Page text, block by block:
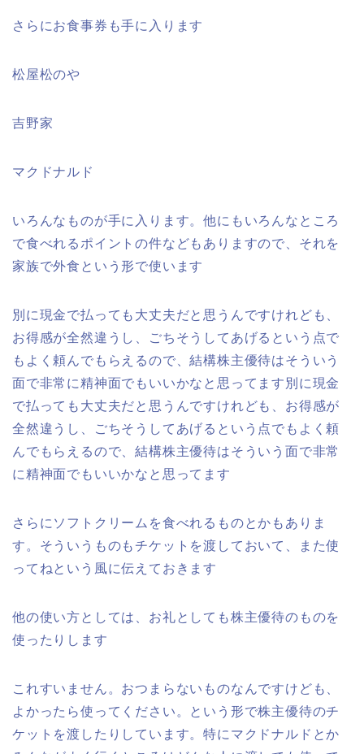
さらにお食事券も手に入ります
松屋松のや
吉野家
マクドナルド
いろんなものが手に入ります。他にもいろんなところ
で食べれるポイントの件などもありますので、それを
家族で外食という形で使います
別に現金で払っても大丈夫だと思うんですけれども、
お得感が全然違うし、ごちそうしてあげるという点で
もよく頼んでもらえるので、結構株主優待はそういう
面で非常に精神面でもいいかなと思ってます別に現金
で払っても大丈夫だと思うんですけれども、お得感が
全然違うし、ごちそうしてあげるという点でもよく頼
んでもらえるので、結構株主優待はそういう面で非常
に精神面でもいいかなと思ってます
さらにソフトクリームを食べれるものとかもありま
す。そういうものもチケットを渡しておいて、また使
ってねという風に伝えておきます
他の使い方としては、お礼としても株主優待のものを
使ったりします
これすいません。おつまらないものなんですけども、
よかったら使ってください。という形で株主優待のチ
ケットを渡したりしています。特にマクドナルドとか